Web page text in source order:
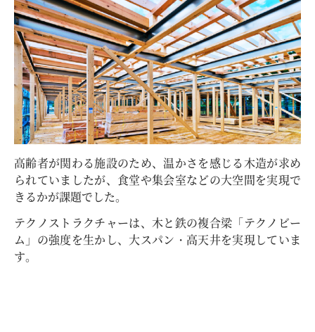
高齢者が関わる施設のため、温かさを感じる木造が求め
られていましたが、食堂や集会室などの大空間を実現で
きるかが課題でした。
テクノストラクチャーは、木と鉄の複合梁「テクノビー
ム」の強度を生かし、大スパン・高天井を実現していま
す。